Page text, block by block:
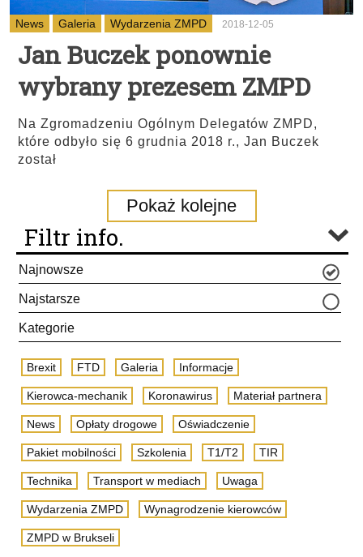
News Galeria Wydarzenia ZMPD 2018-12-05
Jan Buczek ponownie
wybrany prezesem ZMPD
Na Zgromadzeniu Ogólnym Delegatów ZMPD,
które odbyło się 6 grudnia 2018 r., Jan Buczek
został
Pokaż kolejne
Filtr info.
Najnowsze
Najstarsze
Kategorie
Brexit FTD Galeria Informacje
Kierowca-mechanik Koronawirus Materiał partnera
News Opłaty drogowe Oświadczenie
Pakiet mobilności Szkolenia T1/T2 TIR
Technika Transport w mediach Uwaga
Wydarzenia ZMPD Wynagrodzenie kierowców
ZMPD w Brukseli